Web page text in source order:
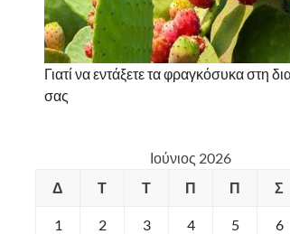
Γιατί να εντάξετε τα φραγκόσυκα στη
σας
Ιούνιος 2026
Δ
Τ Τ Π Π Σ
1 2 3 4 5 6